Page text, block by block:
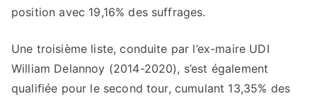
position avec 19,16% des suffrages.
Une troisième liste, conduite par l’ex-maire UDI
William Delannoy (2014-2020), s’est également
qualifiée pour le second tour, cumulant 13,35% des